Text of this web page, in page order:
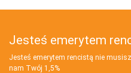
Jesteś emerytem
Jesteś emerytem rencistą nie
nam Twój 1,5%